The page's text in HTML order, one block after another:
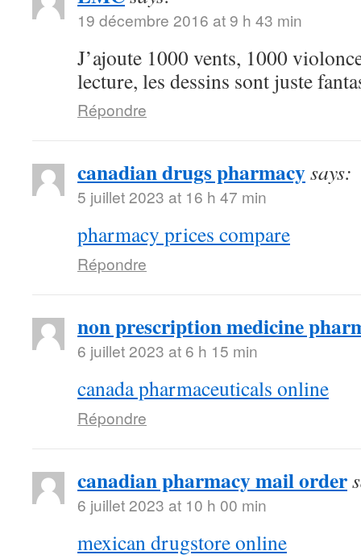
19 décembre 2016 at 9 h 43 min
J’ajoute 1000 vents, 1000
lecture, les dessins sont juste
Répondre
canadian drugs pharmacysays:
5 juillet 2023 at 16 h 47 min
pharmacy prices compare
Répondre
non prescription medicine
6 juillet 2023 at 6 h 15 min
canada pharmaceuticals online
Répondre
canadian pharmacy mail order
6 juillet 2023 at 10 h 00 min
mexican drugstore online